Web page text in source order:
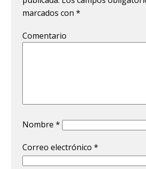
marcados con*
Comentario
Nombre*
Correo electrónico*